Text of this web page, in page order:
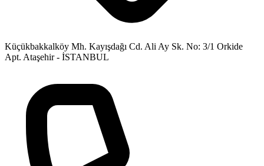
Küçükbakkalköy Mh. Kayışdağı Cd. Ali Ay Sk. No: 3/1 Orkide
Apt. Ataşehir - İSTANBUL